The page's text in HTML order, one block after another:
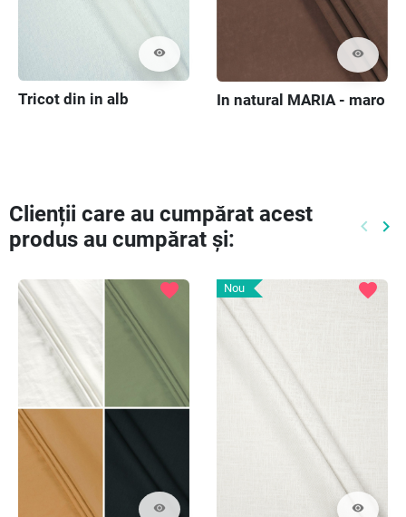
visibility
Tricot din in alb
visibility
In natural MARIA - maro
Clienții care au cumpărat acest
produs au cumpărat și:
keyboard_arrow_left keyboard_arrow_right
visibility
favorite Nou
visibility
favorite